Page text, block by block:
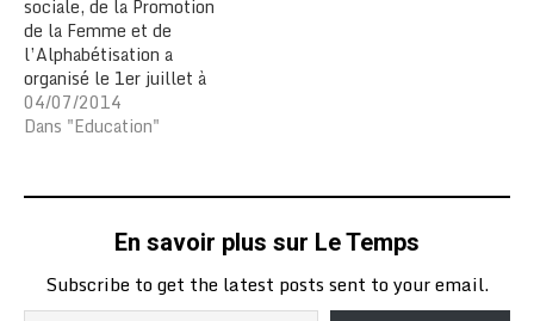
sociale, de la Promotion
de la Femme et de
l’Alphabétisation a
organisé le 1er juillet à
Lomé, une réunion
préparatoire en prélude à
africaine observée chaque
journée sera consacrée au
04/07/2014
Dans "Education"
En savoir plus sur Le Temps
Subscribe to get the latest posts sent to your email.